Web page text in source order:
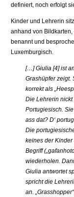
definiert, noch erfolgt
Kinder und Lehrerin
anhand von
benannt und
Luxemburgisch.
[…] Giulia [4] ist
Grashüpfer zeigt.
korrekt als
Die Lehrerin
Portugiesisch.
ass dat? D‘
Die
keines der
Begriff
wiederholen.
Giulia antwortet
spricht die
an.